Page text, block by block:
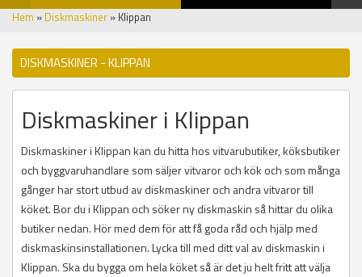
Hem » Diskmaskiner » Klippan
DISKMASKINER - KLIPPAN
Diskmaskiner i Klippan
Diskmaskiner i Klippan kan du hitta hos vitvarubutiker, köksbutiker
och byggvaruhandlare som säljer vitvaror och kök och som många
gånger har stort utbud av diskmaskiner och andra vitvaror till
köket. Bor du i Klippan och söker ny diskmaskin så hittar du olika
butiker nedan. Hör med dem för att få goda råd och hjälp med
diskmaskinsinstallationen. Lycka till med ditt val av diskmaskin i
Klippan. Ska du bygga om hela köket så är det ju helt fritt att välja